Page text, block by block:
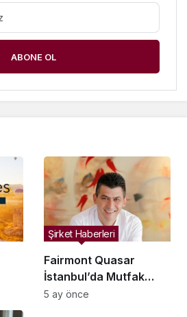
ABONE OL
Fairmont Quasar
İstanbul’da Mutfak
Yönetimine Kim
Şirket Haberleri
5 ay önce